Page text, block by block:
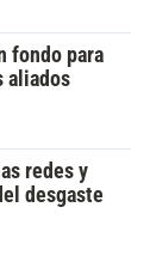
fondo para
aliados
redes y
desgaste